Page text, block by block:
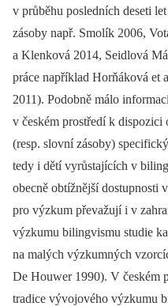
v průběhu posledních deseti
zásoby např. Smolík 2006,
a Klenková 2014, Seidlová
práce například Horňáková et
2011). Podobně málo
v českém prostředí k
(resp. slovní zásoby)
tedy i dětí vyrůstajících v
obecně obtížnější dostupnosti
pro výzkum převažují i v
výzkumu bilingvismu studie
na malých výzkumných
De Houwer 1990). V českém
tradice vývojového výzkumu